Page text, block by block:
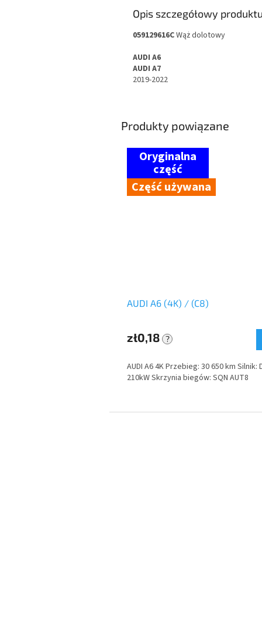
Opis szczegółowy
059129616CWąż dolotowy
AUDI A6
AUDI A7
2019-2022
Produkty powiązane
Część używana
AUDI A6 (4K) / (C8)
zł0,18 ?
AUDI A6 4K Przebieg: 30 650 km Silnik:
210kW Skrzynia biegów: SQN AUT8